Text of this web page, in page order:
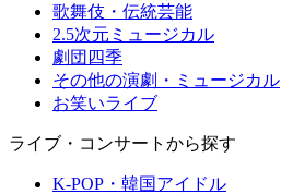
歌舞伎・伝統芸能
2.5次元ミュージカル
劇団四季
その他の演劇・ミュージカル
お笑いライブ
ライブ・コンサートから探す
K-POP・韓国アイドル